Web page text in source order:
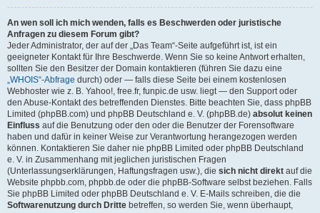
An wen soll ich mich wenden, falls es Beschwerden oder juristische
Anfragen zu diesem Forum gibt?
Jeder Administrator, der auf der „Das Team“-Seite aufgeführt ist, ist ein
geeigneter Kontakt für Ihre Beschwerde. Wenn Sie so keine Antwort erhalten,
sollten Sie den Besitzer der Domain kontaktieren (führen Sie dazu eine
„WHOIS“-Abfrage durch) oder — falls diese Seite bei einem kostenlosen
Webhoster wie z. B. Yahoo!, free.fr, funpic.de usw. liegt — den Support oder
den Abuse-Kontakt des betreffenden Dienstes. Bitte beachten Sie, dass phpBB
Limited (phpBB.com) und phpBB Deutschland e. V. (phpBB.de) absolut keinen
Einfluss auf die Benutzung oder den oder die Benutzer der Forensoftware
haben und dafür in keiner Weise zur Verantwortung herangezogen werden
können. Kontaktieren Sie daher nie phpBB Limited oder phpBB Deutschland
e. V. in Zusammenhang mit jeglichen juristischen Fragen
(Unterlassungserklärungen, Haftungsfragen usw.), die sich nicht direkt auf die
Website phpbb.com, phpbb.de oder die phpBB-Software selbst beziehen. Falls
Sie phpBB Limited oder phpBB Deutschland e. V. E-Mails schreiben, die die
Softwarenutzung durch Dritte betreffen, so werden Sie, wenn überhaupt,